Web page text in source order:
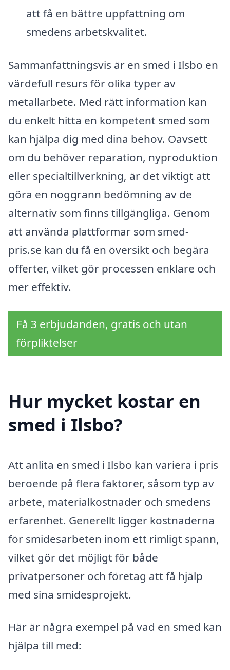
att få en bättre uppfattning om
smedens arbetskvalitet.
Sammanfattningsvis är en smed i Ilsbo en
värdefull resurs för olika typer av
metallarbete. Med rätt information kan
du enkelt hitta en kompetent smed som
kan hjälpa dig med dina behov. Oavsett
om du behöver reparation, nyproduktion
eller specialtillverkning, är det viktigt att
göra en noggrann bedömning av de
alternativ som finns tillgängliga. Genom
att använda plattformar som smed-
pris.se kan du få en översikt och begära
offerter, vilket gör processen enklare och
mer effektiv.
Få 3 erbjudanden, gratis och utan
förpliktelser
Hur mycket kostar en
smed i Ilsbo?
Att anlita en smed i Ilsbo kan variera i pris
beroende på flera faktorer, såsom typ av
arbete, materialkostnader och smedens
erfarenhet. Generellt ligger kostnaderna
för smidesarbeten inom ett rimligt spann,
vilket gör det möjligt för både
privatpersoner och företag att få hjälp
med sina smidesprojekt.
Här är några exempel på vad en smed kan
hjälpa till med: